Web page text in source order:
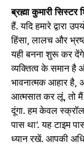
ब्रह्मा कुमारी सिस्टर
हैं. यदि हमारे द्वारा
हिंसा, लालच और
यही बनना शुरू कर
व्यक्तित्व के समान है
भावनात्मक आहार है,
आत्मसात कर लूं, तो मैं
दूंगा. हम केवल
पास था’. यह टाइम
ध्यान रखें. आपकी